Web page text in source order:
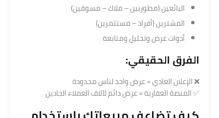
البائعين (مطوريين – ملاك – مسوقين)
المشترين (أفراد – مستثمرين)
أدوات عرض وتحليل ومتابعة
الفرق الحقيقي:
❌ الإعلان العادي = عرض واحد لناس محدودة
✅ المنصة العقارية = عرض دائم لآلاف العملاء الجادين